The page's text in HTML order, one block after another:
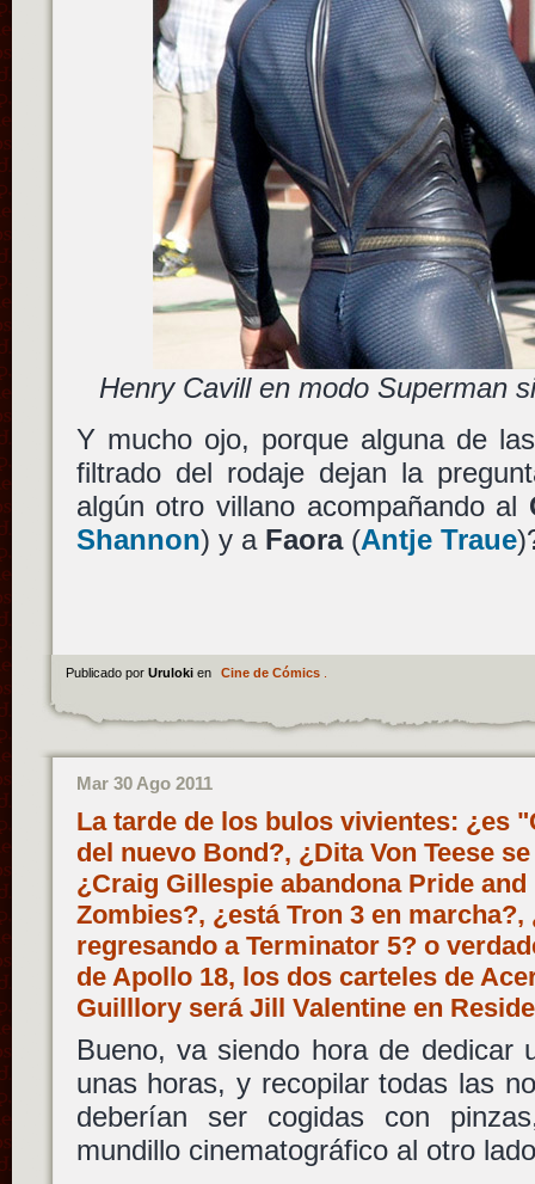
Henry Cavill en modo Superman
Y mucho ojo, porque alguna de
filtrado del rodaje dejan la
algún otro villano acompañando al
Shannon) y a Faora(Antje Traue
Publicado por Uruloki en Cine de Cómics.
Mar 30 Ago 2011
La tarde de los bulos vivientes: ¿es
del nuevo Bond?, ¿Dita Von Teese
¿Craig Gillespie abandona Pride
Zombies?, ¿está Tron 3 en marcha?,
regresando a Terminator 5? o
de Apollo 18, los dos carteles de
Guilllory será Jill Valentine en
Bueno, va siendo hora de dedicar
unas horas, y recopilar todas las
deberían ser cogidas con
mundillo cinematográfico al otro